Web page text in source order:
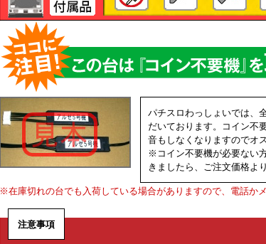
パチスロわっしょいでは、
だいております。コイン不
音もしなくなりますのでオ
※コイン不要機が必要ない
きましたら、ご注文価格より
※在庫切れの台でも入荷している場合がありますので、電話か
注意事項